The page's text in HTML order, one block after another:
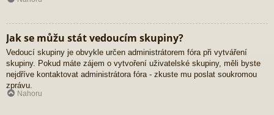
Jak se můžu stát vedoucím skupiny?
Vedoucí skupiny je obvykle určen administrátorem fóra při vytváření
skupiny. Pokud máte zájem o vytvoření uživatelské skupiny, měli byste
nejdříve kontaktovat administrátora fóra - zkuste mu poslat soukromou
zprávu.
Nahoru